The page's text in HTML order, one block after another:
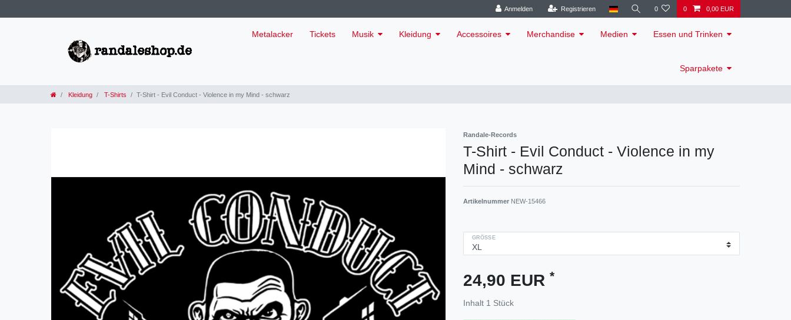
Anmelden Registrieren 0 0 0,00 EUR
Metalacker Tickets Musik Kleidung Accessoires Merchandise Medien Essen und Trinken
Sparpakete
Kleidung T-Shirts T-Shirt - Evil Conduct - Violence in my Mind - schwarz
Randale-Records
T-Shirt - Evil Conduct - Violence in my
Mind - schwarz
Artikelnummer NEW-15466
GRÖSSE
24,90 EUR *
Inhalt 1 Stück